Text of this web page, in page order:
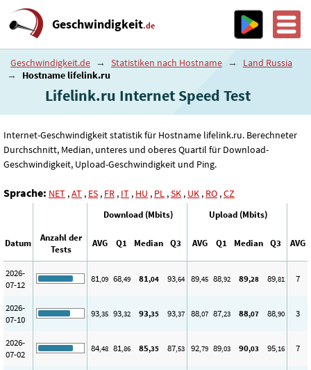
Geschwindigkeit.de
Geschwindigkeit.de → Statistiken nach Hostname →
Land Russia
→
Hostname lifelink.ru
Lifelink.ru Internet Speed ​​Test
Internet-Geschwindigkeit statistik für Hostname lifelink.ru. Berechneter
Durchschnitt, Median, unteres und oberes Quartil für Download-
Geschwindigkeit, Upload-Geschwindigkeit und Ping.
Sprache: NET ,AT , ES , FR , IT , HU , PL ,SK , UK , RO ,CZ
Download (Mbits) Upload (Mbits)
Datum
Anzahl der
Tests
AVG Q1 Median Q3 AVG Q1 Median Q3 AVG
2026-
07-12
81,09 68,49 81,04 93,64 89,45 88,92 89,28 89,81 7
2026-
07-10
93,35 93,32 93,35 93,37 88,07 87,23 88,07 88,90 3
2026-
07-02
84,48 81,86 85,35 87,53 92,79 89,03 90,03 95,16 7